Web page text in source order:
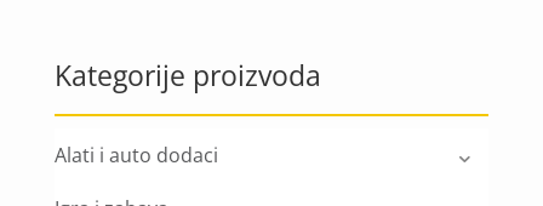
Kategorije proizvoda
Alati i auto dodaci